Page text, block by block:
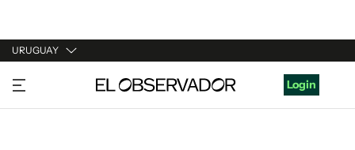
URUGUAY
URUGUAY
ARGENTINA
Login